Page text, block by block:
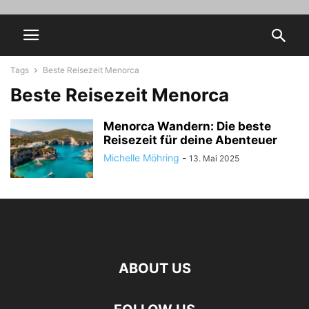
Tags Beste Reisezeit Menorca
Beste Reisezeit Menorca
Menorca Wandern: Die beste
Reisezeit für deine Abenteuer
Michelle Möhring - 13. Mai 2025
ABOUT US